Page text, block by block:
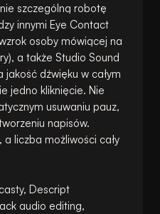
szczególną robotę
innymi Eye Contact
osoby mówiącej na
a także Studio Sound
dźwięku w całym
jedno kliknięcie. Nie
usuwaniu pauz,
napisów.
liczba możliwości cały
Descript
audio editing,